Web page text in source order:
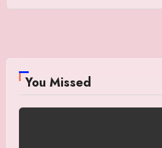
You Missed